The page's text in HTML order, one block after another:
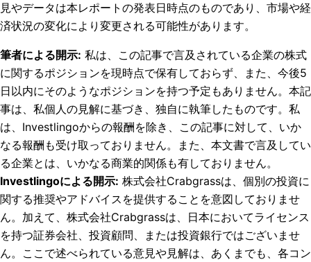
見やデータは本レポートの発表日時点のものであり、市場や経
済状況の変化により変更される可能性があります。
筆者による開示: 私は、この記事で言及されている企業の株式
に関するポジションを現時点で保有しておらず、また、今後5
日以内にそのようなポジションを持つ予定もありません。 本記
事は、私個人の見解に基づき、独自に執筆したものです。私
は、Investlingoからの報酬を除き、この記事に対して、いか
なる報酬も受け取っておりません。また、本文書で言及してい
る企業とは、いかなる商業的関係も有しておりません。
Investlingoによる開示: 株式会社Crabgrassは、個別の投資に
関する推奨やアドバイスを提供することを意図しておりませ
ん。加えて、株式会社Crabgrassは、日本においてライセンス
を持つ証券会社、投資顧問、または投資銀行ではございませ
ん。ここで述べられている意見や見解は、あくまでも、各コン